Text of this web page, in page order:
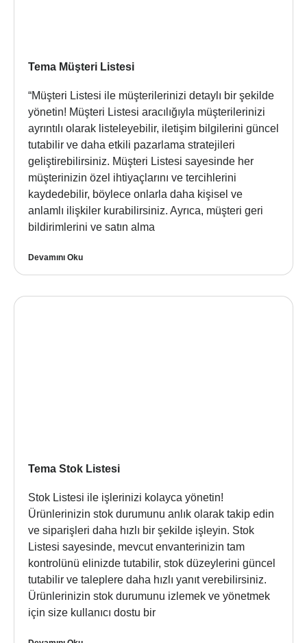
Tema Müşteri Listesi
“Müşteri Listesi ile müşterilerinizi detaylı bir şekilde
yönetin! Müşteri Listesi aracılığıyla müşterilerinizi
ayrıntılı olarak listeleyebilir, iletişim bilgilerini güncel
tutabilir ve daha etkili pazarlama stratejileri
geliştirebilirsiniz. Müşteri Listesi sayesinde her
müşterinizin özel ihtiyaçlarını ve tercihlerini
kaydedebilir, böylece onlarla daha kişisel ve
anlamlı ilişkiler kurabilirsiniz. Ayrıca, müşteri geri
bildirimlerini ve satın alma
Devamını Oku
Tema Stok Listesi
Stok Listesi ile işlerinizi kolayca yönetin!
Ürünlerinizin stok durumunu anlık olarak takip edin
ve siparişleri daha hızlı bir şekilde işleyin. Stok
Listesi sayesinde, mevcut envanterinizin tam
kontrolünü elinizde tutabilir, stok düzeylerini güncel
tutabilir ve taleplere daha hızlı yanıt verebilirsiniz.
Ürünlerinizin stok durumunu izlemek ve yönetmek
için size kullanıcı dostu bir